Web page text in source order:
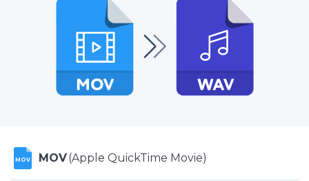
MOV MOV(Apple QuickTime Movie)